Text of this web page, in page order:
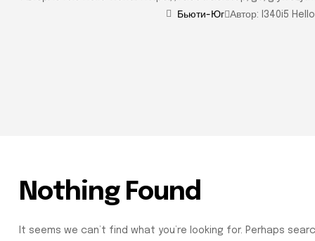
Бьюти-Юг Автор: I340i5
Nothing Found
It seems we can’t find what you’re looking for. Perhaps